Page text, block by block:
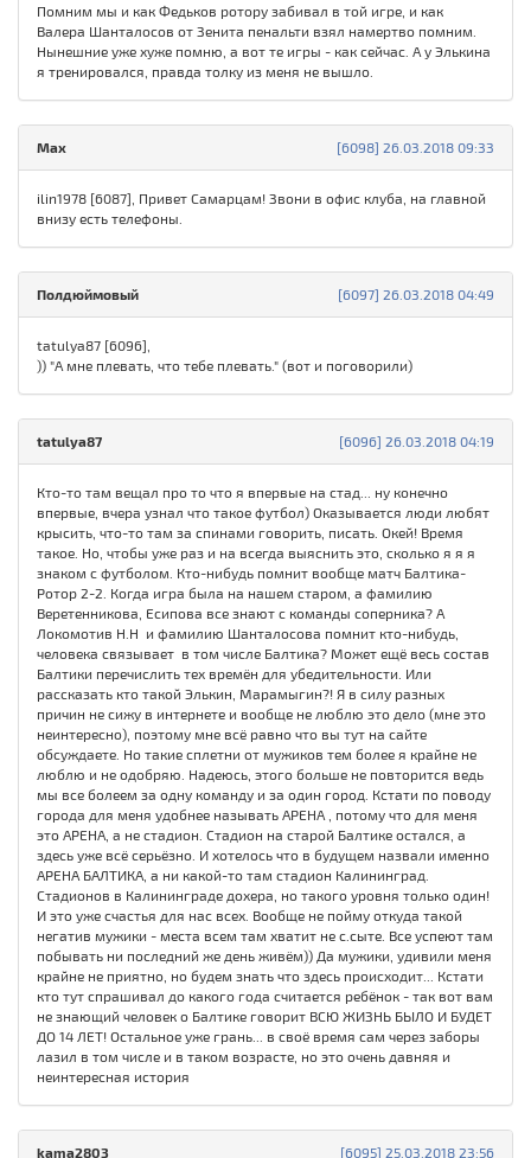
Помним мы и как Федьков ротору забивал в той игре, и как
Валера Шанталосов от Зенита пенальти взял намертво помним.
Нынешние уже хуже помню, а вот те игры - как сейчас. А у Элькина
я тренировался, правда толку из меня не вышло.
[6098] 26.03.2018 09:33
Max
ilin1978 [6087], Привет Самарцам! Звони в офис клуба, на главной
внизу есть телефоны.
[6097] 26.03.2018 04:49
Полдюймовый
tatulya87 [6096],
)) "А мне плевать, что тебе плевать." (вот и поговорили)
[6096] 26.03.2018 04:19
tatulya87
Кто-то там вещал про то что я впервые на стад... ну конечно
впервые, вчера узнал что такое футбол) Оказывается люди любят
крысить, что-то там за спинами говорить, писать. Окей! Время
такое. Но, чтобы уже раз и на всегда выяснить это, сколько я я я
знаком с футболом. Кто-нибудь помнит вообще матч Балтика-
Ротор 2-2. Когда игра была на нашем старом, а фамилию
Веретенникова, Есипова все знают с команды соперника? А
Локомотив Н.Н и фамилию Шанталосова помнит кто-нибудь,
человека связывает в том числе Балтика? Может ещё весь состав
Балтики перечислить тех времён для убедительности. Или
рассказать кто такой Элькин, Марамыгин?! Я в силу разных
причин не сижу в интернете и вообще не люблю это дело (мне это
неинтересно), поэтому мне всё равно что вы тут на сайте
обсуждаете. Но такие сплетни от мужиков тем более я крайне не
люблю и не одобряю. Надеюсь, этого больше не повторится ведь
мы все болеем за одну команду и за один город. Кстати по поводу
города для меня удобнее называть АРЕНА , потому что для меня
это АРЕНА, а не стадион. Стадион на старой Балтике остался, а
здесь уже всё серьёзно. И хотелось что в будущем назвали именно
АРЕНА БАЛТИКА, а ни какой-то там стадион Калининград.
Стадионов в Калининграде дохера, но такого уровня только один!
И это уже счастья для нас всех. Вообще не пойму откуда такой
негатив мужики - места всем там хватит не с.сыте. Все успеют там
побывать ни последний же день живём)) Да мужики, удивили меня
крайне не приятно, но будем знать что здесь происходит... Кстати
кто тут спрашивал до какого года считается ребёнок - так вот вам
не знающий человек о Балтике говорит ВСЮ ЖИЗНЬ БЫЛО И БУДЕТ
ДО 14 ЛЕТ! Остальное уже грань... в своё время сам через заборы
лазил в том числе и в таком возрасте, но это очень давняя и
неинтересная история
[6095] 25.03.2018 23:56
kama2803